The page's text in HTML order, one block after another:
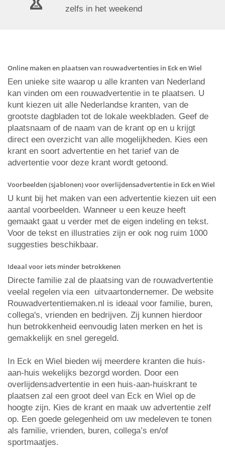
zelfs in het weekend
Online maken en plaatsen van rouwadvertenties in Eck en Wiel
Een unieke site waarop u alle kranten van Nederland
kan vinden om een rouwadvertentie in te plaatsen. U
kunt kiezen uit alle Nederlandse kranten, van de
grootste dagbladen tot de lokale weekbladen. Geef de
plaatsnaam of de naam van de krant op en u krijgt
direct een overzicht van alle mogelijkheden. Kies een
krant en soort advertentie en het tarief van de
advertentie voor deze krant wordt getoond.
Voorbeelden (sjablonen) voor overlijdensadvertentie in Eck en Wiel
U kunt bij het maken van een advertentie kiezen uit een
aantal voorbeelden. Wanneer u een keuze heeft
gemaakt gaat u verder met de eigen indeling en tekst.
Voor de tekst en illustraties zijn er ook nog ruim 1000
suggesties beschikbaar.
Ideaal voor iets minder betrokkenen
Directe familie zal de plaatsing van de rouwadvertentie
veelal regelen via een uitvaartondernemer. De website
Rouwadvertentiemaken.nl is ideaal voor familie, buren,
collega's, vrienden en bedrijven. Zij kunnen hierdoor
hun betrokkenheid eenvoudig laten merken en het is
gemakkelijk en snel geregeld.
In Eck en Wiel bieden wij meerdere kranten die huis-
aan-huis wekelijks bezorgd worden. Door een
overlijdensadvertentie in een huis-aan-huiskrant te
plaatsen zal een groot deel van Eck en Wiel op de
hoogte zijn. Kies de krant en maak uw advertentie zelf
op. Een goede gelegenheid om uw medeleven te tonen
als familie, vrienden, buren, collega’s en/of
sportmaatjes.